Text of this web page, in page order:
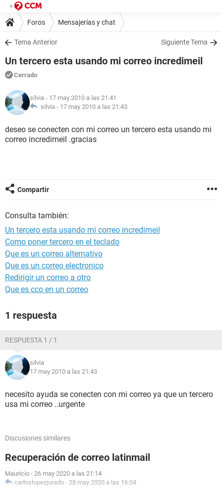
Foros Mensajerías y chat
Tema Anterior Siguiente Tema
Un tercero esta usando mi correo incredimeil
Cerrado
silvia - 17 may 2010 a las 21:41
silvia - 17 may 2010 a las 21:43
deseo se conecten con mi correo un tercero esta usando mi
correo incredimeil .gracias
Compartir
Consulta también:
Un tercero esta usando mi correo incredimeil
Como poner tercero en el teclado
Que es un correo alternativo
Que es un correo electronico
Redirigir un correo a otro
Que es cco en un correo
1 respuesta
RESPUESTA 1 / 1
silvia
17 may 2010 a las 21:43
necesito ayuda se conecten con mi correo ya que un tercero
usa mi correo ..urgente
Discusiones similares
Recuperación de correo latinmail
Mauricio - 26 may 2020 a las 21:14
carloslopezjurado - 28 may 2020 a las 16:04